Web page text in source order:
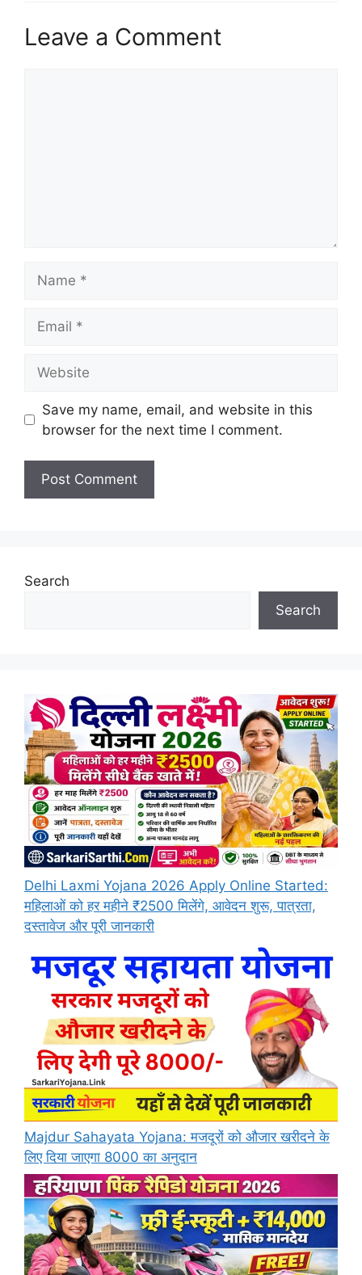
Leave a Comment
Save my name, email, and website in this
browser for the next time I comment.
Search
Search
Delhi Laxmi Yojana 2026 Apply Online Started:
महिलाओं को हर महीने ₹2500 मिलेंगे, आवेदन शुरू, पात्रता,
दस्तावेज और पूरी जानकारी
Majdur Sahayata Yojana: मजदूरों को औजार खरीदने के
लिए दिया जाएगा 8000 का अनुदान